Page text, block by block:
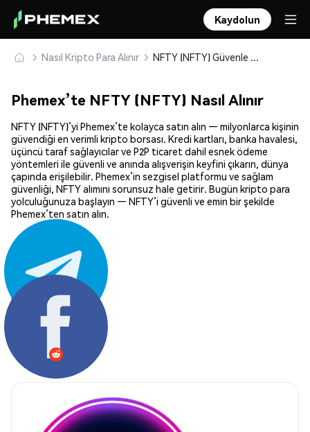
Kaydolun
Nasıl Kripto Para Alınır NFTY (NFTY) Güvenle Satın Alın ve Saklayın
Phemex’te NFTY (NFTY) Nasıl Alınır
NFTY (NFTY)’yi Phemex’te kolayca satın alın — milyonlarca kişinin
güvendiği en verimli kripto borsası. Kredi kartları, banka havalesi,
üçüncü taraf sağlayıcılar ve P2P ticaret dahil esnek ödeme
yöntemleri ile güvenli ve anında alışverişin keyfini çıkarın, dünya
çapında erişilebilir. Phemex’in sezgisel platformu ve sağlam
güvenliği, NFTY alımını sorunsuz hale getirir. Bugün kripto para
yolculuğunuza başlayın — NFTY’i güvenli ve emin bir şekilde
Phemex’ten satın alın.
Paylaş: